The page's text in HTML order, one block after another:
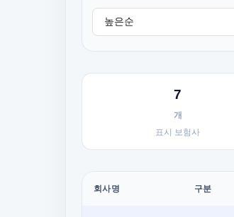
7
개
표시 보험사
회사명 구분